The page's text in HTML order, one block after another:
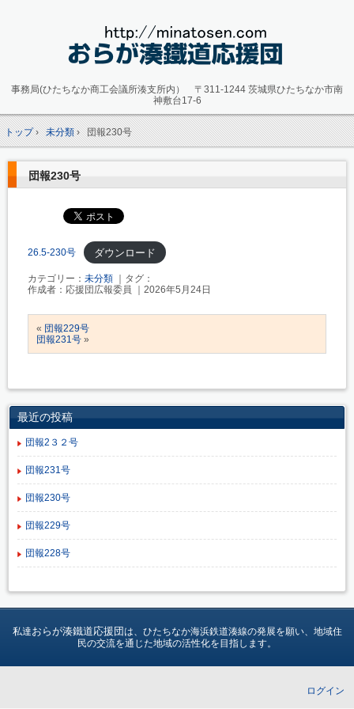
事務局(ひたちなか商工会議所湊支所内）
〒311-1244 茨城県ひたちなか市南
神敷台17-6
トップ› 未分類› 団報230号
団報230号
26.5-230号 ダウンロード
カテゴリー： 未分類 ｜タグ：
作成者：応援団広報委員 ｜2026年5月24日
« 団報229号
団報231号 »
最近の投稿
団報2３２号
団報231号
団報230号
団報229号
団報228号
私達おらが湊鐵道応援団は、ひたちなか海浜鉄道湊線の発展を願い、地域住
民の交流を通じた地域の活性化を目指します。
ログイン